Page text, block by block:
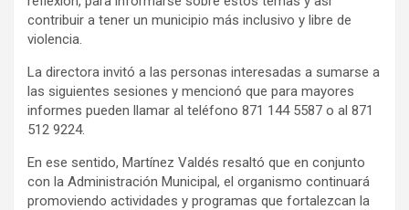
contribuir a tener un municipio más inclusivo y libre de
violencia.
La directora invitó a las personas interesadas a sumarse a
las siguientes sesiones y mencionó que para mayores
informes pueden llamar al teléfono 871 144 5587 o al 871
512 9224.
En ese sentido, Martínez Valdés resaltó que en conjunto
con la Administración Municipal, el organismo continuará
promoviendo actividades y programas que fortalezcan la